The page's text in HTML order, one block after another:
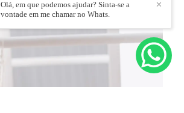
✕
Olá, em que podemos ajudar? Sinta-se a
vontade em me chamar no Whats.